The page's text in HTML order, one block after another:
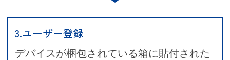
3.ユーザー登録
デバイスが梱包されている箱に貼付された